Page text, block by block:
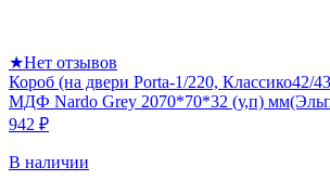
★Нет отзывов
Короб (на двери Porta-1/220, Классико42/
МДФ Nardo Grey 2070*70*32 (у,п)
942 ₽
В наличии